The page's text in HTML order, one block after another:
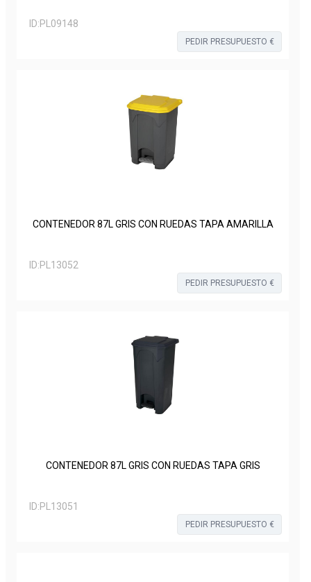
ID:PL09148
PEDIR PRESUPUESTO €
CONTENEDOR 87L GRIS CON RUEDAS TAPA AMARILLA
ID:PL13052
PEDIR PRESUPUESTO €
CONTENEDOR 87L GRIS CON RUEDAS TAPA GRIS
ID:PL13051
PEDIR PRESUPUESTO €